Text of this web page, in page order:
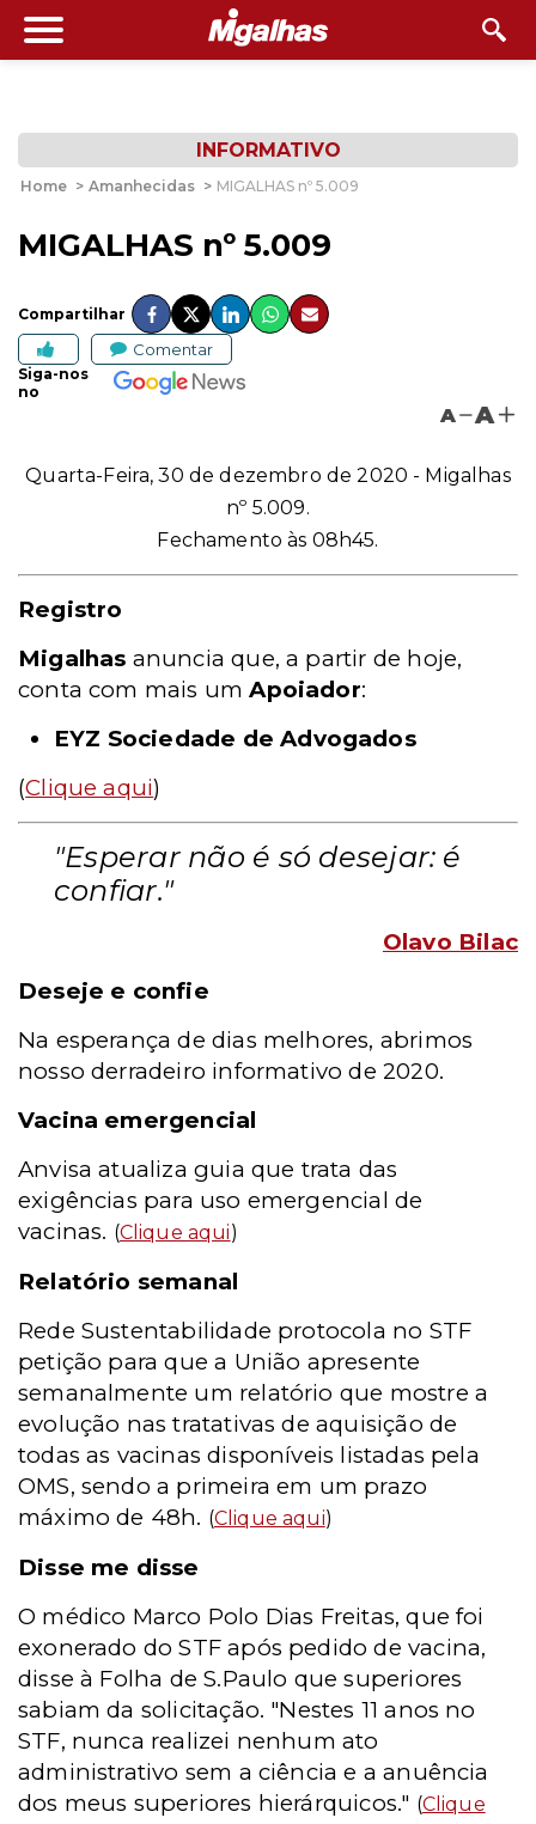
INFORMATIVO
Home > Amanhecidas > MIGALHAS nº 5.009
MIGALHAS nº 5.009
Compartilhar
Comentar
Siga-nos
no
A A
Quarta-Feira, 30 de dezembro de 2020 - Migalhas
nº 5.009.
Fechamento às 08h45.
Registro
Migalhas anuncia que, a partir de hoje,
conta com mais umApoiador:
EYZ Sociedade de Advogados
(Clique aqui)
"Esperar não é só desejar: é
confiar."
Olavo Bilac
Deseje e confie
Na esperança de dias melhores, abrimos
nosso derradeiro informativo de 2020.
Vacina emergencial
Anvisa atualiza guia que trata das
exigências para uso emergencial de
vacinas. (Clique aqui)
Relatório semanal
Rede Sustentabilidade protocola no STF
petição para que a União apresente
semanalmente um relatório que mostre a
evolução nas tratativas de aquisição de
todas as vacinas disponíveis listadas pela
OMS, sendo a primeira em um prazo
máximo de 48h. (Clique aqui)
Disse me disse
O médico Marco Polo Dias Freitas, que foi
exonerado do STF após pedido de vacina,
disse à Folha de S.Paulo que superiores
sabiam da solicitação. "Nestes 11 anos no
STF, nunca realizei nenhum ato
administrativo sem a ciência e a anuência
dos meus superiores hierárquicos." (Clique